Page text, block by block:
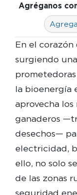
Agréganos
Agrega
En el corazón
surgiendo
la bioenergía
aprovecha
ganaderos
desechos—
electricidad,
ello, no solo
de las zonas
seguridad